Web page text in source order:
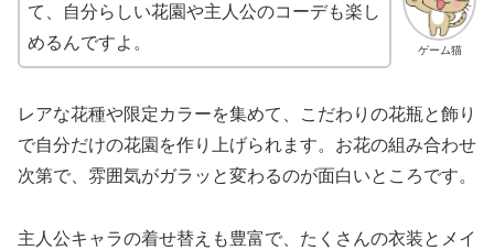
ゲーム猫
て、自分らしい花園や主人公のコーデも楽し
めるんですよ。
レアな花種や限定カラーを集めて、こだわりの花瓶と飾り
で自分だけの花園を作り上げられます。お花の組み合わせ
次第で、雰囲気がガラッと変わるのが面白いところです。
主人公キャラの着せ替えも豊富で、たくさんの衣装とメイ